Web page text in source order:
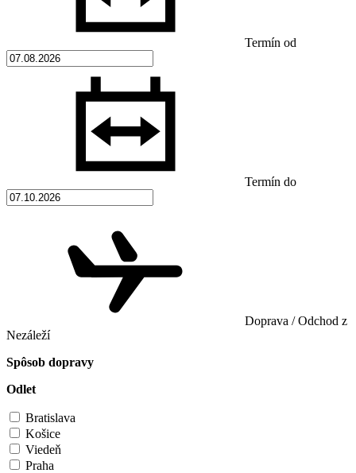
Termín od
Termín do
Doprava / Odchod z
Nezáleží
Spôsob dopravy
Odlet
Bratislava
Košice
Viedeň
Praha